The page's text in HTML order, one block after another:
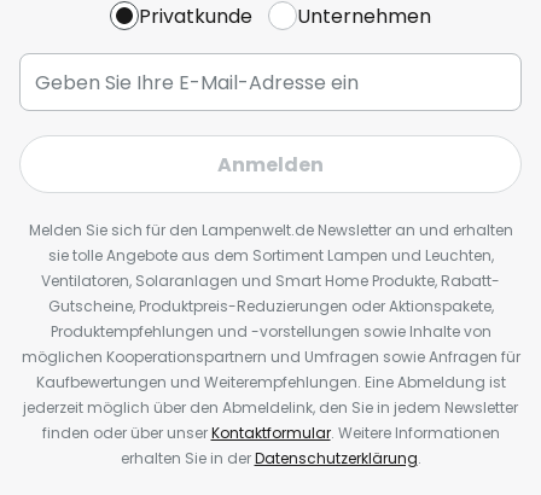
Privatkunde Unternehmen
Anmelden
Melden Sie sich für den Lampenwelt.de Newsletter an und erhalten
sie tolle Angebote aus dem Sortiment Lampen und Leuchten,
Ventilatoren, Solaranlagen und Smart Home Produkte, Rabatt-
Gutscheine, Produktpreis-Reduzierungen oder Aktionspakete,
Produktempfehlungen und -vorstellungen sowie Inhalte von
möglichen Kooperationspartnern und Umfragen sowie Anfragen für
Kaufbewertungen und Weiterempfehlungen. Eine Abmeldung ist
jederzeit möglich über den Abmeldelink, den Sie in jedem Newsletter
finden oder über unserKontaktformular. Weitere Informationen
erhalten Sie in derDatenschutzerklärung.